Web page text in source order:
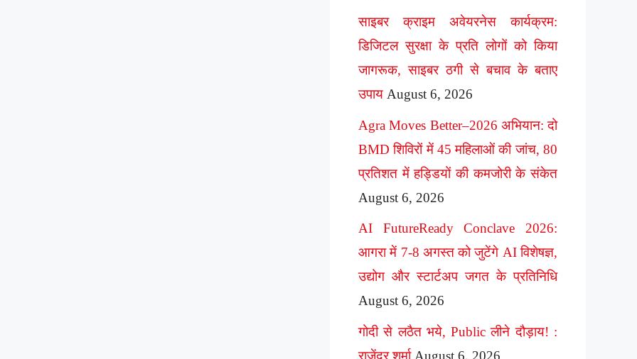
साइबर क्राइम अवेयरनेस कार्यक्रम:
डिजिटल सुरक्षा के प्रति लोगों को किया
जागरूक, साइबर ठगी से बचाव के बताए
उपाय August 6, 2026
Agra Moves Better–2026 अभियान: दो
BMD शिविरों में 45 महिलाओं की जांच, 80
प्रतिशत में हड्डियों की कमजोरी के संकेत
August 6, 2026
AI FutureReady Conclave 2026:
आगरा में 7-8 अगस्त को जुटेंगे AI विशेषज्ञ,
उद्योग और स्टार्टअप जगत के प्रतिनिधि
August 6, 2026
गोदी से लठैत भये, Public लीने दौड़ाय! :
राजेंद्र शर्मा August 6, 2026